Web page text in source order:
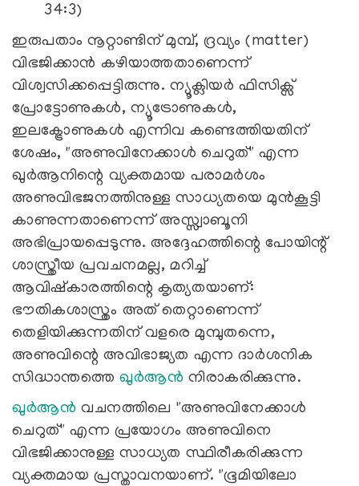
34:3)
ഇരുപതാം നൂറ്റാണ്ടിന് മുമ്പ്, ദ്രവ്യം (matter)
വിഭജിക്കാൻ കഴിയാത്തതാണെന്ന്
വിശ്വസിക്കപ്പെട്ടിരുന്നു. ന്യൂക്ലിയർ ഫിസിക്സ്
പ്രോട്ടോണുകൾ, ന്യൂട്രോണുകൾ,
ഇലക്ട്രോണുകൾ എന്നിവ കണ്ടെത്തിയതിന്
ശേഷം, "അണുവിനേക്കാൾ ചെറുത്" എന്ന
ഖുർആനിന്റെ വ്യക്തമായ പരാമർശം
അണുവിഭജനത്തിനുള്ള സാധ്യതയെ മുൻകൂട്ടി
കാണുന്നതാണെന്ന് അസ്സ്വാബൂനി
അഭിപ്രായപ്പെടുന്നു. അദ്ദേഹത്തിന്റെ പോയിന്റ്
ശാസ്ത്രീയ പ്രവചനമല്ല, മറിച്ച്
ആവിഷ്കാരത്തിന്റെ കൃത്യതയാണ്:
ഭൗതികശാസ്ത്രം അത് തെറ്റാണെന്ന്
തെളിയിക്കുന്നതിന് വളരെ മുമ്പുതന്നെ,
അണുവിന്റെ അവിഭാജ്യത എന്ന ദാർശനിക
സിദ്ധാന്തത്തെ ഖുർആൻ നിരാകരിക്കുന്നു.
ഖുർആൻ വചനത്തിലെ "അണുവിനേക്കാൾ
ചെറുത്" എന്ന പ്രയോഗം അണുവിനെ
വിഭജിക്കാനുള്ള സാധ്യത സ്ഥിരീകരിക്കുന്ന
വ്യക്തമായ പ്രസ്താവനയാണ്. "ഭൂമിയിലോ